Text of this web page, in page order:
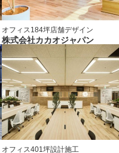
オフィス184坪店舗デザイン
株式会社カカオジャパン
オフィス401坪設計施工